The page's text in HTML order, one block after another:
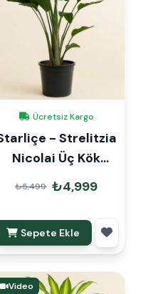
Ücretsiz Kargo
- Strelitzia
Nicolai Üç Kök
160cm
₺5,499 ₺4,999
Sepete Ekle
Video